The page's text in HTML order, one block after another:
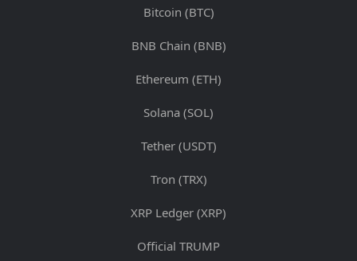
Bitcoin (BTC)
BNB Chain (BNB)
Ethereum (ETH)
Solana (SOL)
Tether (USDT)
Tron (TRX)
XRP Ledger (XRP)
Official TRUMP